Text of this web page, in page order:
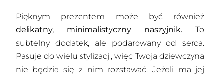
Pięknym prezentem może być również
delikatny, minimalistyczny naszyjnik. To
subtelny dodatek, ale podarowany od serca.
Pasuje do wielu stylizacji, więc Twoja dziewczyna
nie będzie się z nim rozstawać. Jeżeli ma jej